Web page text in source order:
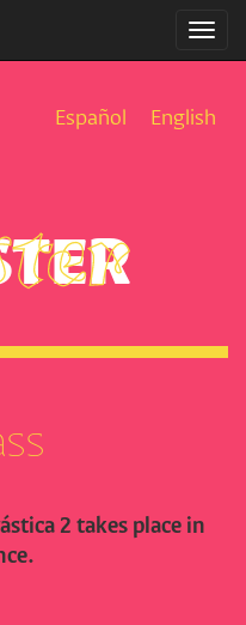
Español English
2 takes place in